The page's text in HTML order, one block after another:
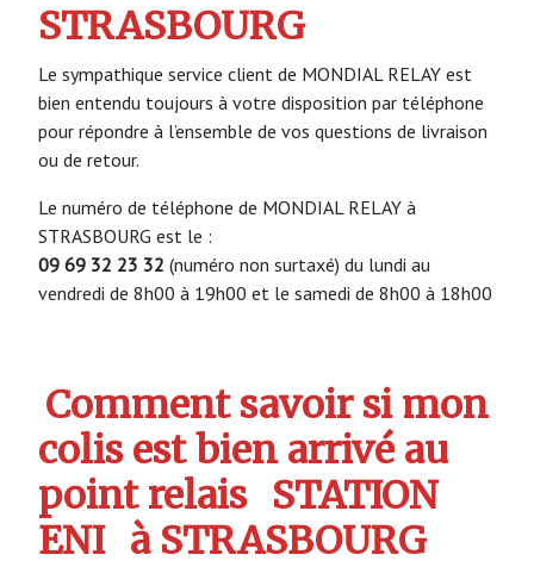
STRASBOURG
Le sympathique service client de MONDIAL RELAY est
bien entendu toujours à votre disposition par téléphone
pour répondre à l’ensemble de vos questions de livraison
ou de retour.
Le numéro de téléphone de MONDIAL RELAY à
STRASBOURG est le :
09 69 32 23 32 (numéro non surtaxé) du lundi au
vendredi de 8h00 à 19h00 et le samedi de 8h00 à 18h00
Comment savoir si mon
colis est bien arrivé au
point relais STATION
ENI à STRASBOURG